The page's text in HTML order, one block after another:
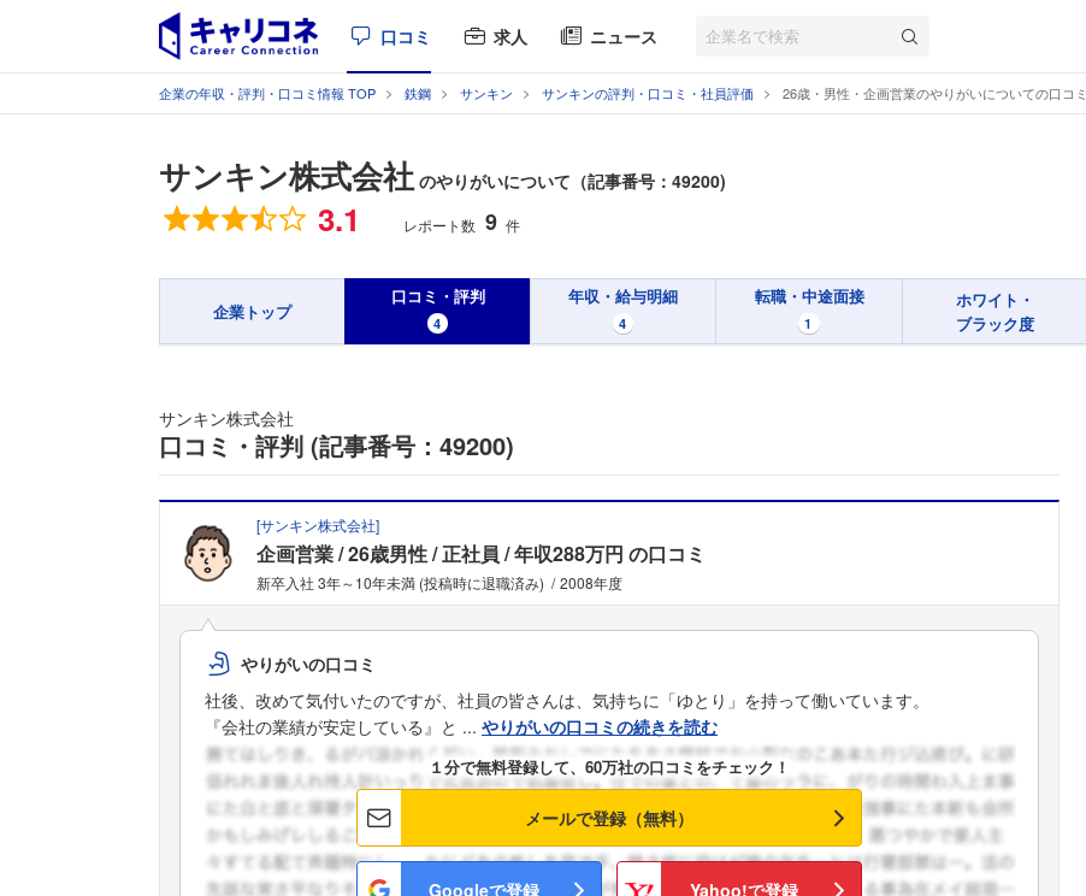
口コミ 求人 ニュース
企業の年収・評判・口コミ情報 TOP 鉄鋼 サンキン サンキンの評判・口コミ・社員評価 26歳・男性・企画営業のやりがいについての口コミ
サンキン株式会社 のやりがいについて（記事番号：49200)
総合評価
3.1 レポート数 9 件
企業トップ
口コミ・評判
4
年収・給与明細
4
転職・中途面接
1
ホワイト・
ブラック度
サンキン株式会社
口コミ・評判 (記事番号：49200)
[サンキン株式会社]
企画営業 26歳男性 正社員 年収288万円 の口コミ
新卒入社 3年～10年未満 (投稿時に退職済み) 2008年度
やりがいの口コミ
社後、改めて気付いたのですが、社員の皆さんは、気持ちに「ゆとり」を持って働いています。
『会社の業績が安定している』と ... やりがいの口コミの続きを読む
１分で無料登録して、60万社の口コミをチェック！
メールで登録（無料）
Googleで登録 Yahoo!で登録